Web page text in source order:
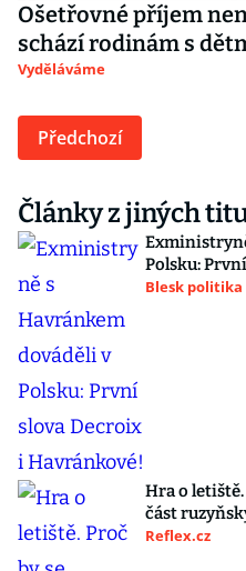
Ošetřovné příjem
schází rodinám s
Vyděláváme
Předchozí
Články z jiných
Polsku:
Blesk politika
Hra o
část
Reflex.cz